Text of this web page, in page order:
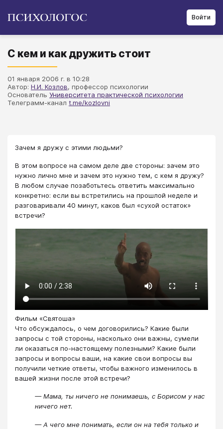
Войти
С кем и как дружить стоит
01 января 2006 г. в 10:28
Автор: Н.И. Козлов, профессор психологии
Основатель Университета практической психологии
Телеграмм-канал t.me/kozlovni
Зачем я дружу с этими людьми?
В этом вопросе на самом деле две стороны: зачем это
нужно лично мне и зачем это нужно тем, с кем я дружу?
В любом случае позаботьтесь ответить максимально
конкретно: если вы встретились на прошлой неделе и
разговаривали 40 минут, каков был «сухой остаток»
встречи?
Фильм «Святоша»
Что обсуждалось, о чем договорились? Какие были
запросы с той стороны, насколько они важны, сумели
ли оказаться по-настоящему полезными? Какие были
запросы и вопросы ваши, на какие свои вопросы вы
получили четкие ответы, чтобы важного изменилось в
вашей жизни после этой встречи?
— Мама, ты ничего не понимаешь, с Борисом у нас
ничего нет.
— А чего мне понимать, если он на тебя только и